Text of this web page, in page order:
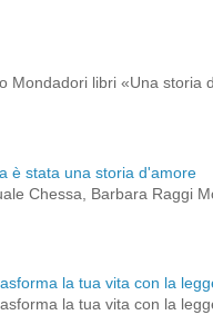
Mondadori libri «Una
è stata una storia d'amore
Chessa, Barbara Raggi
la tua vita con la
la tua vita con la